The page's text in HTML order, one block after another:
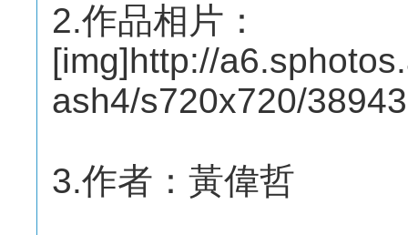
2.作品相片：
[img]http://
ash4/s720x720/
3.作者：黃偉哲